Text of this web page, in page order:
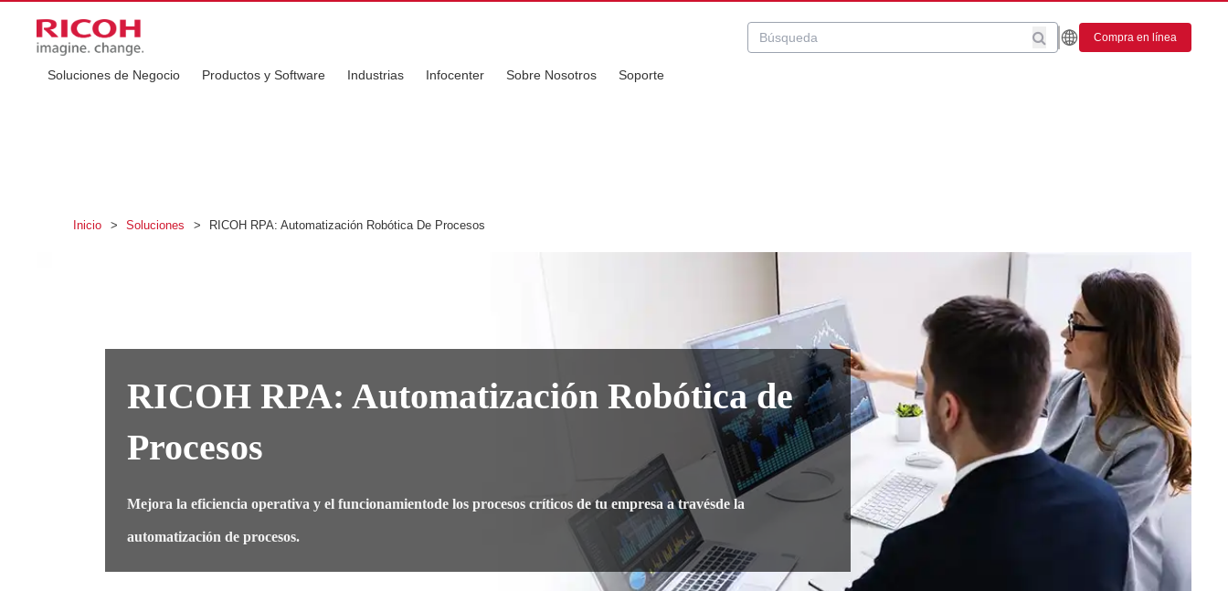
Compra en línea
Soluciones de Negocio Productos y Software Industrias Infocenter Sobre Nosotros Soporte
Inicio > Soluciones > RICOH RPA: Automatización Robótica De Procesos
RICOH RPA: Automatización Robótica de
Procesos
Mejora la eficiencia operativa y el funcionamientode los procesos críticos de tu empresa a travésde la
automatización de procesos.